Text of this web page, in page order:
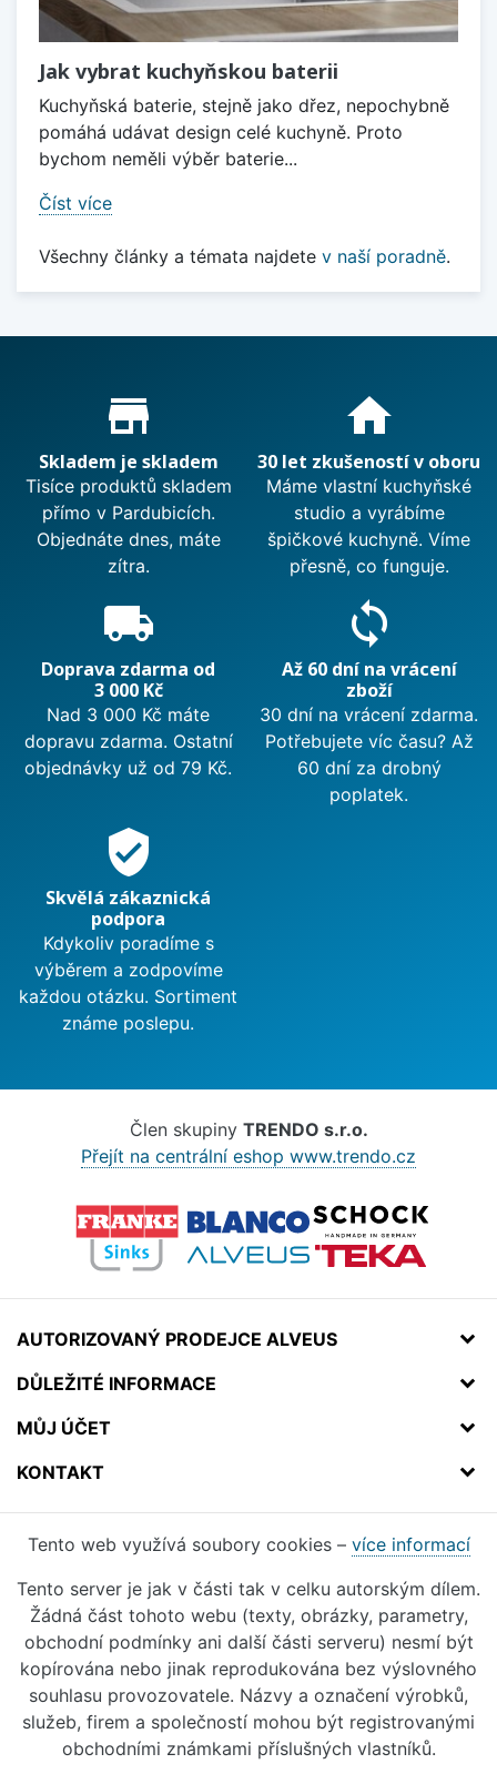
Jak vybrat kuchyňskou baterii
Kuchyňská baterie, stejně jako dřez, nepochybně
pomáhá udávat design celé kuchyně. Proto
bychom neměli výběr baterie...
Číst více
Všechny články a témata najdete v naší poradně.
Proč nakupovat u nás?
store_mall_directory
Skladem je skladem
Tisíce produktů skladem
přímo v Pardubicích.
Objednáte dnes, máte
zítra.
home
30 let zkušeností v oboru
Máme vlastní kuchyňské
studio a vyrábíme
špičkové kuchyně. Víme
přesně, co funguje.
local_shipping
Doprava zdarma od
3 000 Kč
Nad 3 000 Kč máte
dopravu zdarma. Ostatní
objednávky už od 79 Kč.
sync
Až 60 dní na vrácení
zboží
30 dní na vrácení zdarma.
Potřebujete víc času? Až
60 dní za drobný
poplatek.
verified_user
Skvělá zákaznická
podpora
Kdykoliv poradíme s
výběrem a zodpovíme
každou otázku. Sortiment
známe poslepu.
Člen skupiny TRENDO s.r.o.
Přejít na centrální eshop www.trendo.cz
AUTORIZOVANÝ PRODEJCE ALVEUS
DŮLEŽITÉ INFORMACE
MŮJ ÚČET
KONTAKT
Tento web využívá soubory cookies – více informací
Tento server je jak v části tak v celku autorským dílem.
Žádná část tohoto webu (texty, obrázky, parametry,
obchodní podmínky ani další části serveru) nesmí být
kopírována nebo jinak reprodukována bez výslovného
souhlasu provozovatele. Názvy a označení výrobků,
služeb, firem a společností mohou být registrovanými
obchodními známkami příslušných vlastníků.